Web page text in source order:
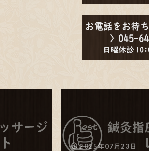
2025年07月23日